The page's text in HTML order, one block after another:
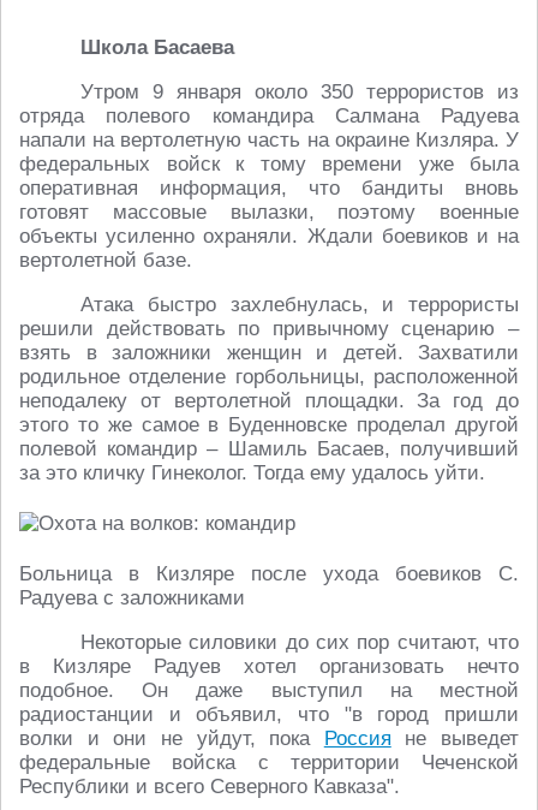
Школа Басаева
Утром 9 января около 350 террористов из
отряда полевого командира Салмана Радуева
напали на вертолетную часть на окраине Кизляра. У
федеральных войск к тому времени уже была
оперативная информация, что бандиты вновь
готовят массовые вылазки, поэтому военные
объекты усиленно охраняли. Ждали боевиков и на
вертолетной базе.
Атака быстро захлебнулась, и террористы
решили действовать по привычному сценарию –
взять в заложники женщин и детей. Захватили
родильное отделение горбольницы, расположенной
неподалеку от вертолетной площадки. За год до
этого то же самое в Буденновске проделал другой
полевой командир – Шамиль Басаев, получивший
за это кличку Гинеколог. Тогда ему удалось уйти.
Больница в Кизляре после ухода боевиков С.
Радуева с заложниками
Некоторые силовики до сих пор считают, что
в Кизляре Радуев хотел организовать нечто
подобное. Он даже выступил на местной
радиостанции и объявил, что "в город пришли
волки и они не уйдут, пока Россия не выведет
федеральные войска с территории Чеченской
Республики и всего Северного Кавказа".